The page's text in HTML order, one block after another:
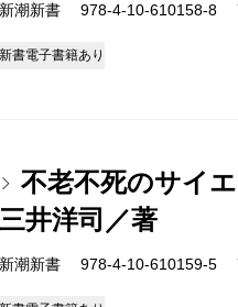
新潮新書 978-4-10-610158-8
新書電子書籍あり
不老不死のサイ
三井洋司／著
新潮新書 978-4-10-610159-5